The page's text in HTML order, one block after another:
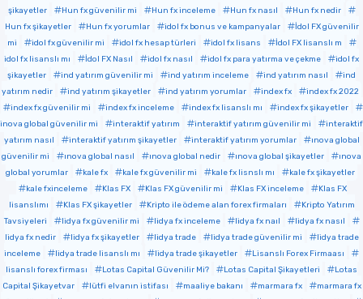
şikayetler
Hun fx güvenilir mi Hun fx inceleme Hun fx nasıl
Hun fx nedir
Hun fx şikayetler
Hun fx yorumlar idol fx bonus ve kampanyalar
İdol FX güvenilir
mi
idol fx güvenilir mi idol fx hesap türleri idol fx lisans
İdol FX lisanslı m
idol fx lisanslı mı
İdol FX Nasıl idol fx nasıl idol fx para yatırma ve çekme
idol fx
şikayetler
ind yatırım güvenilir mi ind yatırım inceleme ind yatırım nasıl
ind
yatırım nedir
ind yatırım şikayetler ind yatırım yorumlar index fx
index fx 2022
index fx güvenilir mi
index fx inceleme index fx lisanslı mı
index fx şikayetler
inova global güvenilir mi
interaktif yatırım interaktif yatırım güvenilir mi
interaktif
yatırım nasıl
interaktif yatırım şikayetler interaktif yatırım yorumlar
ınova global
güvenilir mi
ınova global nasıl ınova global nedir ınova global şikayetler
ınova
global yorumlar
kale fx kale fx güvenilir mi kale fx lisnslı mı
kale fx şikayetler
kale fxinceleme
Klas FX Klas FX güvenilir mi Klas FX inceleme
Klas FX
lisanslımı
Klas FX şikayetler Kripto ile ödeme alan forex firmaları
Kripto Yatırım
Tavsiyeleri
lidya fx güvenilir mi lidya fx inceleme lidya fx naıl
lidya fx nasıl
lidya fx nedir
lidya fx şikayetler lidya trade lidya trade güvenilir mi
lidya trade
inceleme
lidya trade lisanslı mı lidya trade şikayetler
Lisanslı Forex Firmaası
lisanslı forex firması
Lotas Capital Güvenilir Mi? Lotas Capital Şikayetleri
Lotas
Capital Şikayetvar
lütfi elvanın istifası maaliye bakanı marmara fx
marmara fx